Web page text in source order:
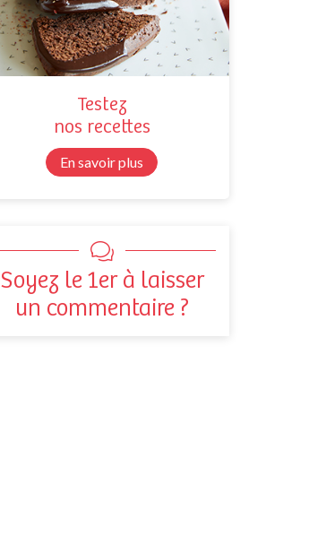
Testez
nos recettes
En savoir plus
Soyez le 1er à laisser
un commentaire ?